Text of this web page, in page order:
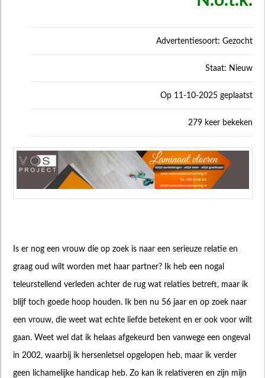
Advertentiesoort: Gezocht
Staat: Nieuw
Op 11-10-2025 geplaatst
279 keer bekeken
Is er nog een vrouw die op zoek is naar een serieuze relatie en
graag oud wilt worden met haar partner? Ik heb een nogal
teleurstellend verleden achter de rug wat relaties betreft, maar ik
blijf toch goede hoop houden. Ik ben nu 56 jaar en op zoek naar
een vrouw, die weet wat echte liefde betekent en er ook voor wilt
gaan. Weet wel dat ik helaas afgekeurd ben vanwege een ongeval
in 2002, waarbij ik hersenletsel opgelopen heb, maar ik verder
geen lichamelijke handicap heb. Zo kan ik relativeren en zijn mijn